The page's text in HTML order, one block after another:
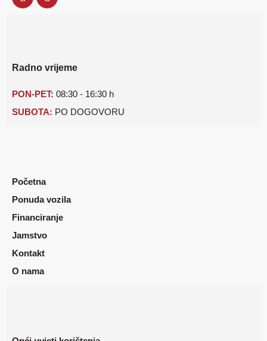
Radno vrijeme
PON-PET: 08:30 - 16:30 h
SUBOTA: PO DOGOVORU
Početna
Ponuda vozila
Financiranje
Jamstvo
Kontakt
O nama